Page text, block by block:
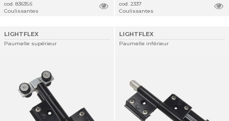
cod. 83635.6
Coulissantes
cod. 2337
Coulissantes
LIGHTFLEX
Paumelle supérieur
LIGHTFLEX
Paumelle inférieur